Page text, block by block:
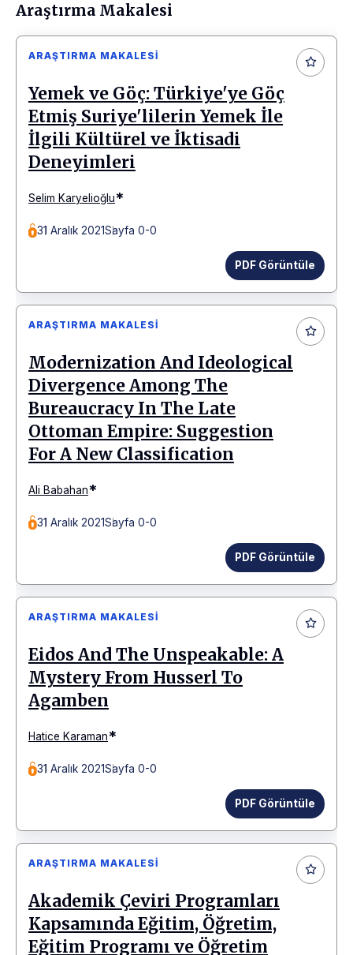
Makaleler
Araştırma Makalesi
ARAŞTIRMA MAKALESI
Yemek ve Göç: Türkiye'ye Göç
Etmiş Suriye'lilerin Yemek İle
İlgili Kültürel ve İktisadi
Deneyimleri
Selim Karyelioğlu*
31 Aralık 2021Sayfa 0-0
PDF Görüntüle
ARAŞTIRMA MAKALESI
Modernization And Ideological
Divergence Among The
Bureaucracy In The Late
Ottoman Empire: Suggestion
For A New Classification
Ali Babahan*
31 Aralık 2021Sayfa 0-0
PDF Görüntüle
ARAŞTIRMA MAKALESI
Eidos And The Unspeakable: A
Mystery From Husserl To
Agamben
Hatice Karaman*
31 Aralık 2021Sayfa 0-0
PDF Görüntüle
ARAŞTIRMA MAKALESI
Akademik Çeviri Programları
Kapsamında Eğitim, Öğretim,
Eğitim Programı ve Öğretim